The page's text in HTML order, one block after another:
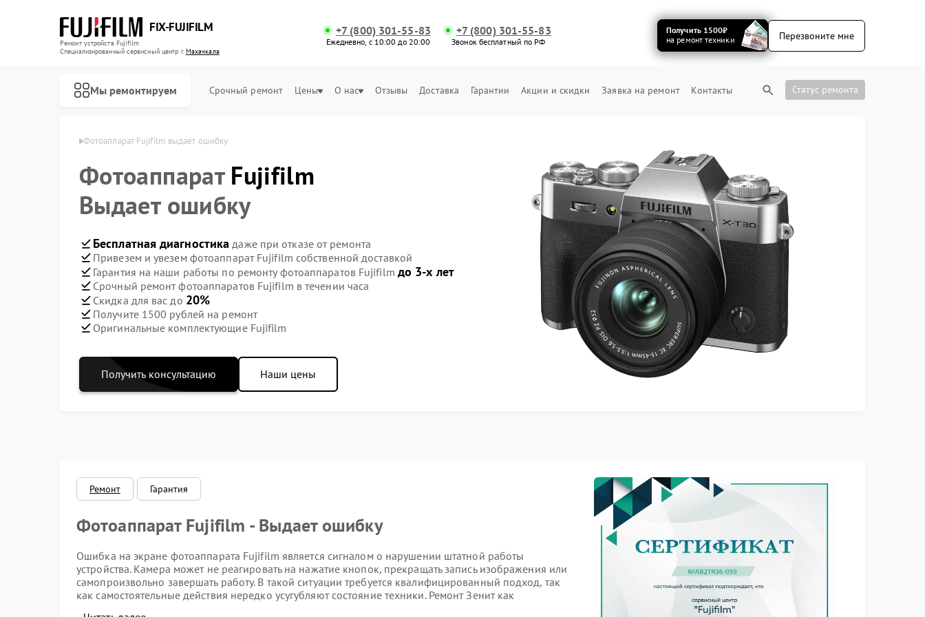
FIX-FUJIFILM
Ремонт устройств Fujifilm
Специализированный cервисный центр г.Махачкала
+7 (800) 301-55-83
Ежедневно, с 10:00 до 20:00
+7 (800) 301-55-83
Звонок бесплатный по РФ
Получить 1500₽
на ремонт техники
Перезвоните мне
Мы ремонтируем Срочный ремонт Цены О нас Отзывы Доставка Гарантии Акции и скидки Заявка на ремонт Контакты Статус ремонта
Фотоаппарат Fujifilm выдает ошибку
Фотоаппарат Fujifilm
Выдает ошибку
Бесплатная диагностика даже при отказе от ремонта
Привезем и увезем фотоаппарат Fujifilm собственной доставкой
Гарантия на наши работы по ремонту фотоаппаратов Fujifilm до 3-х лет
Срочный ремонт фотоаппаратов Fujifilm в течении часа
Скидка для вас до 20%
Получите 1500 рублей на ремонт
Оригинальные комплектующие Fujifilm
Получить консультацию Наши цены
Ремонт Гарантия
Фотоаппарат Fujifilm - Выдает ошибку
Ошибка на экране фотоаппарата Fujifilm является сигналом о нарушении штатной работы
устройства. Камера может не реагировать на нажатие кнопок, прекращать запись изображения или
самопроизвольно завершать работу. В такой ситуации требуется квалифицированный подход, так
как самостоятельные действия нередко усугубляют состояние техники. Ремонт Зенит как